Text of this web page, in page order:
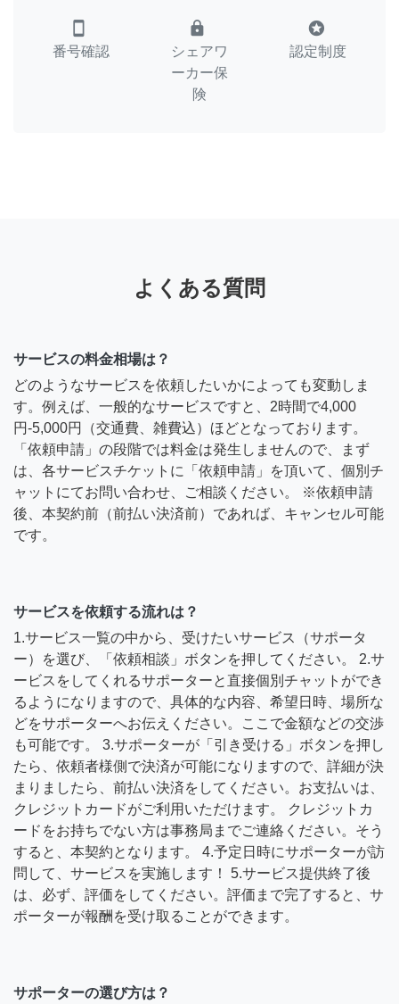
smartphone
番号確認
lock
シェアワ
ーカー保
険
stars
認定制度
よくある質問
サービスの料金相場は？
どのようなサービスを依頼したいかによっても変動しま
す。例えば、一般的なサービスですと、2時間で4,000
円-5,000円（交通費、雑費込）ほどとなっております。
「依頼申請」の段階では料金は発生しませんので、まず
は、各サービスチケットに「依頼申請」を頂いて、個別チ
ャットにてお問い合わせ、ご相談ください。 ※依頼申請
後、本契約前（前払い決済前）であれば、キャンセル可能
です。
サービスを依頼する流れは？
1.サービス一覧の中から、受けたいサービス（サポータ
ー）を選び、「依頼相談」ボタンを押してください。 2.サ
ービスをしてくれるサポーターと直接個別チャットができ
るようになりますので、具体的な内容、希望日時、場所な
どをサポーターへお伝えください。ここで金額などの交渉
も可能です。 3.サポーターが「引き受ける」ボタンを押し
たら、依頼者様側で決済が可能になりますので、詳細が決
まりましたら、前払い決済をしてください。お支払いは、
クレジットカードがご利用いただけます。 クレジットカ
ードをお持ちでない方は事務局までご連絡ください。そう
すると、本契約となります。 4.予定日時にサポーターが訪
問して、サービスを実施します！ 5.サービス提供終了後
は、必ず、評価をしてください。評価まで完了すると、サ
ポーターが報酬を受け取ることができます。
サポーターの選び方は？